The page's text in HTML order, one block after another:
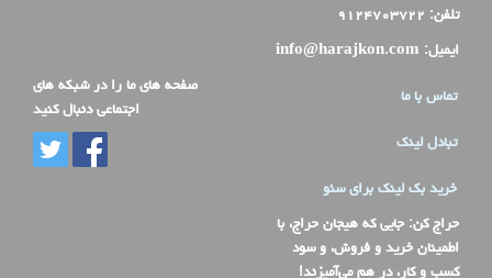
تلفن: ۹۱۲۴۷۰۳۷۲۲
ایمیل: info@harajkon.com
تماس با ما
تبادل لینک
خرید بک لینک برای سئو
حراج کن: جایی که هیجان حراج، با
اطمینان خرید و فروش، و سود
کسب و کار، در هم می‌آمیزند!
صفحه های ما را در شبکه های
اجتماعی دنبال کنید